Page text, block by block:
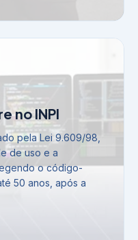
no INPI
pela Lei 9.609/98,
de uso e a
o código-
50 anos, após a